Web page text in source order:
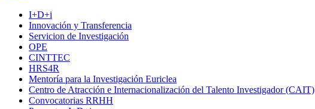
I+D+i
Innovación y Transferencia
Servicion de Investigación
OPE
CINTTEC
HRS4R
Mentoría para la Investigación Euriclea
Centro de Atracción e Internacionalización del Talento Investigador (CAIT)
Convocatorias RRHH